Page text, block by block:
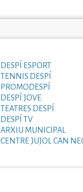
DESPÍ ESPORT
TENNIS DESPÍ
PROMODESPÍ
DESPÍ JOVE
TEATRES DESPÍ
DESPÍ TV
ARXIU MUNICIPAL
CENTRE JUJOL CAN